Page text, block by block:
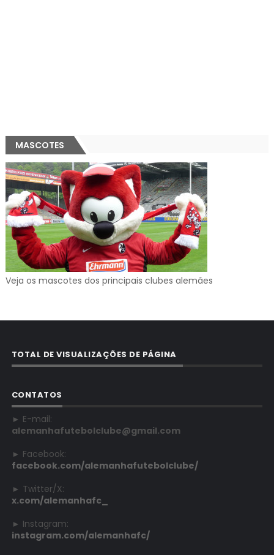
MASCOTES
Veja os mascotes dos principais clubes alemães
TOTAL DE VISUALIZAÇÕES DE PÁGINA
CONTATOS
► E-mail:
alemanhafutebolclube@gmail.com
► Facebook:
facebook.com/alemanhafutebolclube/
► Twitter/X:
x.com/alemanhafc_
► Instagram:
instagram.com/alemanhafc/